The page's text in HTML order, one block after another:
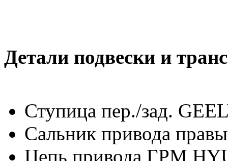
Детали подвески и
Ступица пер./зад.
Сальник привода
Цепь привода ГРМ